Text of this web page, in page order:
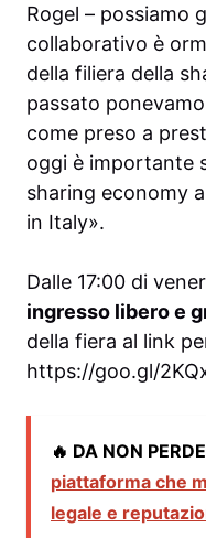
Rogel – possiamo
collaborativo è
della filiera della
passato
come preso a
oggi è importante
sharing economy
in Italy».
Dalle 17:00 di
ingresso libero e
della fiera al link
https://goo.gl/
🔥 DA NON
piattaforma che
legale e